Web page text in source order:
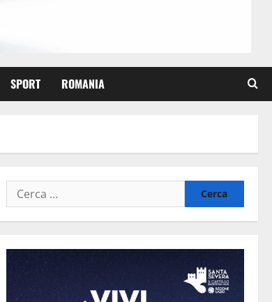
SPORT ROMANIA
Ricerca
per: